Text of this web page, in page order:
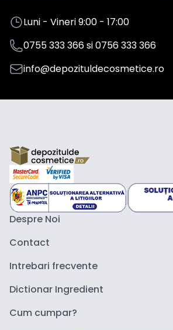
Luni - Vineri 9:00 - 17:00
0755 333 366si0756 333 366
info@depozituldecosmetice.ro
Despre Noi
Contact
Intrebari frecvente
Dictionar Ingredient
Cum cumpar?